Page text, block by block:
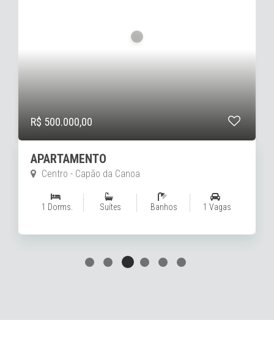
R$ 870.000,00
APARTAMENTO
Zona Nova - Capão da Canoa
2 Dorms. 1 Suítes 1 Banhos 1 Vagas